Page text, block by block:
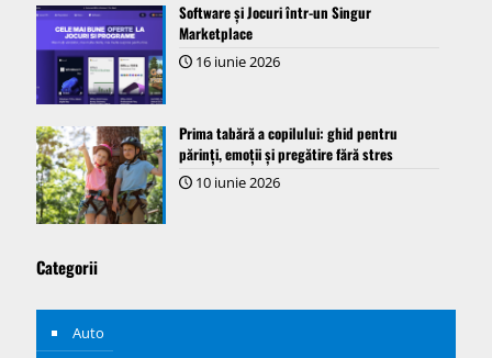
Software și Jocuri într-un Singur
Marketplace
16 iunie 2026
Prima tabără a copilului: ghid pentru
părinți, emoții și pregătire fără stres
10 iunie 2026
Categorii
Auto